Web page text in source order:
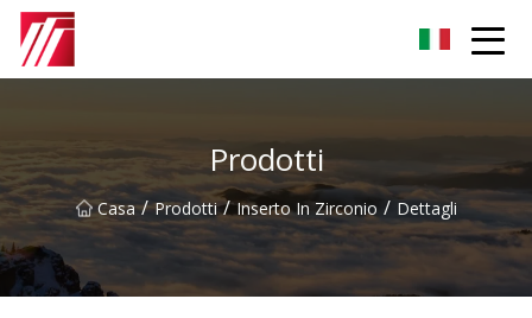
Prodotti
Casa / Prodotti / Inserto In Zirconio / Dettagli